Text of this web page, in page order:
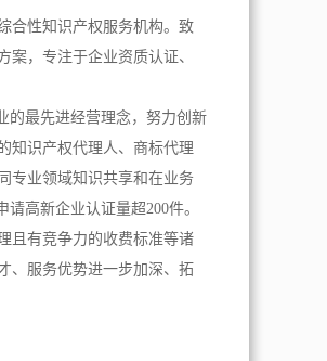
合性知识产权服务机构。致
，专注于企业资质认证、
的最先进经营理念，努力创新
知识产权代理人、商标代理
专业领域知识共享和在业务
高新企业认证量超200件。
且有竞争力的收费标准等诸
、服务优势进一步加深、拓